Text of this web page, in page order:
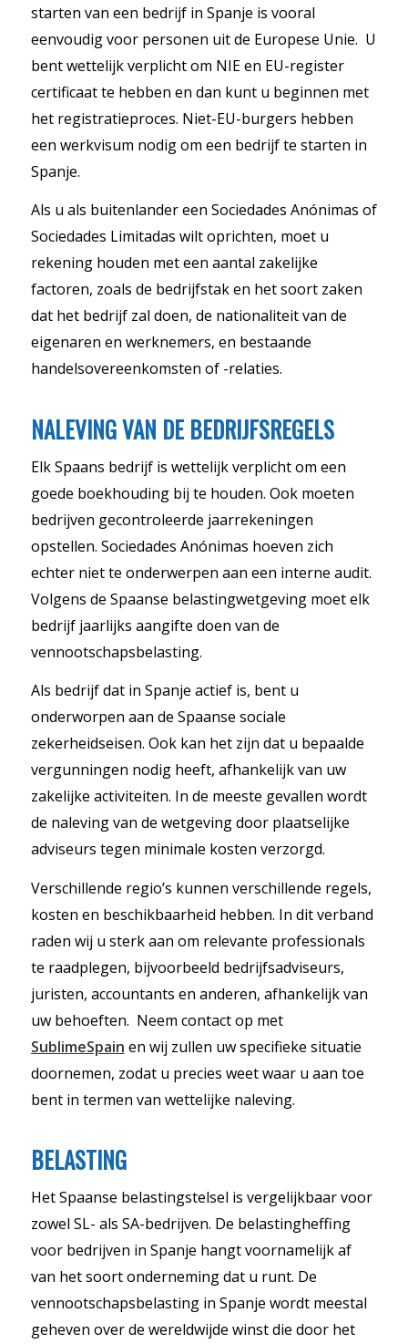
starten van een bedrijf in Spanje is vooral
eenvoudig voor personen uit de Europese Unie. U
bent wettelijk verplicht om NIE en EU-register
certificaat te hebben en dan kunt u beginnen met
het registratieproces. Niet-EU-burgers hebben
een werkvisum nodig om een bedrijf te starten in
Spanje.
Als u als buitenlander een Sociedades Anónimas of
Sociedades Limitadas wilt oprichten, moet u
rekening houden met een aantal zakelijke
factoren, zoals de bedrijfstak en het soort zaken
dat het bedrijf zal doen, de nationaliteit van de
eigenaren en werknemers, en bestaande
handelsovereenkomsten of -relaties.
NALEVING VAN DE BEDRIJFSREGELS
Elk Spaans bedrijf is wettelijk verplicht om een
goede boekhouding bij te houden. Ook moeten
bedrijven gecontroleerde jaarrekeningen
opstellen. Sociedades Anónimas hoeven zich
echter niet te onderwerpen aan een interne audit.
Volgens de Spaanse belastingwetgeving moet elk
bedrijf jaarlijks aangifte doen van de
vennootschapsbelasting.
Als bedrijf dat in Spanje actief is, bent u
onderworpen aan de Spaanse sociale
zekerheidseisen. Ook kan het zijn dat u bepaalde
vergunningen nodig heeft, afhankelijk van uw
zakelijke activiteiten. In de meeste gevallen wordt
de naleving van de wetgeving door plaatselijke
adviseurs tegen minimale kosten verzorgd.
Verschillende regio’s kunnen verschillende regels,
kosten en beschikbaarheid hebben. In dit verband
raden wij u sterk aan om relevante professionals
te raadplegen, bijvoorbeeld bedrijfsadviseurs,
juristen, accountants en anderen, afhankelijk van
uw behoeften. Neem contact op met
SublimeSpain en wij zullen uw specifieke situatie
doornemen, zodat u precies weet waar u aan toe
bent in termen van wettelijke naleving.
BELASTING
Het Spaanse belastingstelsel is vergelijkbaar voor
zowel SL- als SA-bedrijven. De belastingheffing
voor bedrijven in Spanje hangt voornamelijk af
van het soort onderneming dat u runt. De
vennootschapsbelasting in Spanje wordt meestal
geheven over de wereldwijde winst die door het